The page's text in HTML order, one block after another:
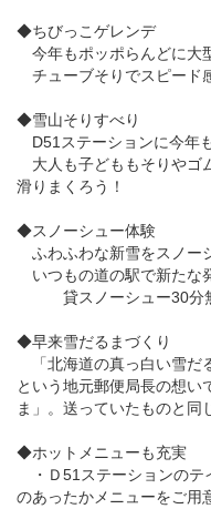
◆ちびっこゲレンデ
今年もポッポらんどに大
チューブそりでスピード
◆雪山そりすべり
D51ステーションに今年
大人も子どももそりやゴ
滑りまくろう！
◆スノーシュー体験
ふわふわな新雪をスノー
いつもの道の駅で新たな
貸スノーシュー30分
◆早来雪だるまづくり
「北海道の真っ白い雪だ
という地元郵便局長の想い
ま」。送っていたものと同
◆ホットメニューも充実
・Ｄ51ステーションのテ
のあったかメニューをご用